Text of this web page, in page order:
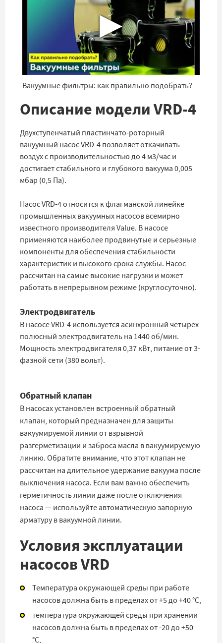
▶
Вакуумные фильтры: как правильно подобрать?
Описание модели VRD-4
Двухступенчатый пластинчато-роторный
вакуумный насос VRD-4 позволяет откачивать
воздух с производительностью до 4 м3/час и
достигает стабильного и глубокого вакуума 0,005
мбар (0,5 Па).
Насос VRD-4 относится к флагманской линейке
промышленных вакуумных насосов всемирно
известного производителя Value. В насосе
применяются наиболее продвинутые и серьезные
компоненты для обеспечения стабильности
характеристик и высокого срока службы. Насос
рассчитан на самые высокие нагрузки и может
работать в непрерывном режиме (круглосуточно).
Электродвигатель
В насосе VRD-4 используется асинхронный четырех
полюсный электродвигатель на 1440 об/мин.
Мощность электродвигателя 0,37 кВт, питание от 3-
фазной сети (380 вольт).
Обратный клапан
В насосах установлен встроенный обратный
клапан, который предназначен для защиты
вакуумируемой линии от взрывной
разгерметизации и заброса масла в вакуумируемую
линию. Обратите внимание, что этот клапан не
рассчитан на длительное удержание вакуума после
выключения насоса. Если вам важно обеспечить
герметичность линии даже после отключения
насоса — используйте автоматическую запорную
арматуру в вакуумной линии.
Условия эксплуатации
насосов VRD
Температура окружающей среды при работе
насосов должна быть в пределах от +5 до +40 °C,
температура окружающей среды при хранении
насосов должна быть в пределах от -20 до +50
°C,